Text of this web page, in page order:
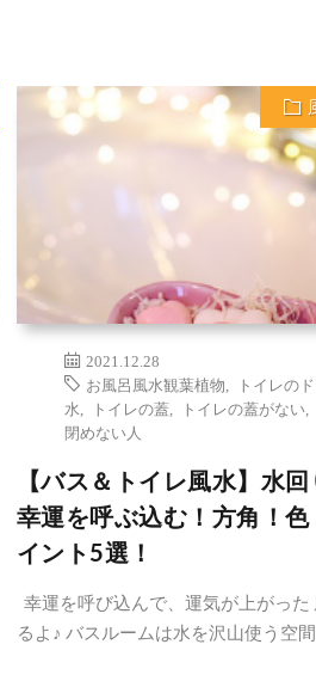
2021.12.28
お風呂風水観葉植物
トイレの
水
トイレの蓋, トイレの蓋がない
閉めない人
【バス＆トイレ風水】水
幸運を呼ぶ込む！方角！
イント5選！
幸運を呼び込んで、運気が上がった
るよ♪ バスルームは水を沢山使う空